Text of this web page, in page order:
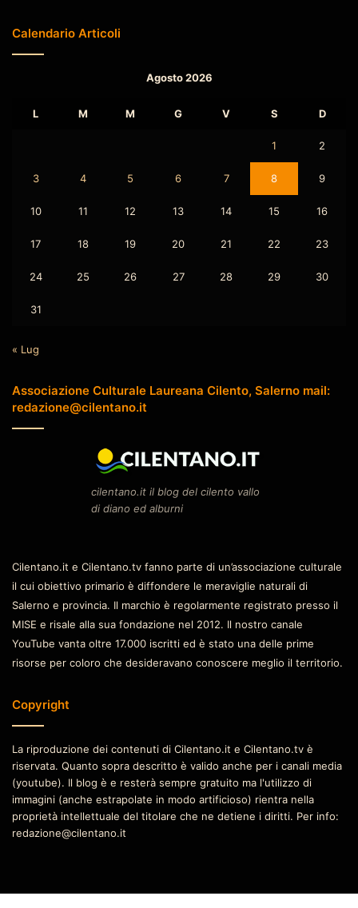
Calendario Articoli
Agosto 2026
L M M G V S D
1 2
3 4 5 6 7 8 9
10 11 12 13 14 15 16
17 18 19 20 21 22 23
24 25 26 27 28 29 30
31
« Lug
Associazione Culturale Laureana Cilento, Salerno mail:
redazione@cilentano.it
cilentano.it il blog del cilento vallo
di diano ed alburni
Cilentano.it e Cilentano.tv fanno parte di un’associazione culturale
il cui obiettivo primario è diffondere le meraviglie naturali di
Salerno e provincia. Il marchio è regolarmente registrato presso il
MISE e risale alla sua fondazione nel 2012. Il nostro canale
YouTube vanta oltre 17.000 iscritti ed è stato una delle prime
risorse per coloro che desideravano conoscere meglio il territorio.
Copyright
La riproduzione dei contenuti di Cilentano.it e Cilentano.tv è
riservata. Quanto sopra descritto è valido anche per i canali media
(youtube). Il blog è e resterà sempre gratuito ma l'utilizzo di
immagini (anche estrapolate in modo artificioso) rientra nella
proprietà intellettuale del titolare che ne detiene i diritti. Per info:
redazione@cilentano.it